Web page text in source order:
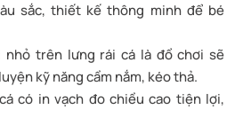
sắc, thiết kế thông minh để bé
nhỏ trên lưng rái cá là đồ chơi sẽ
kỹ năng cầm nắm, kéo thả.
có in vạch đo chiều cao tiện lợi,